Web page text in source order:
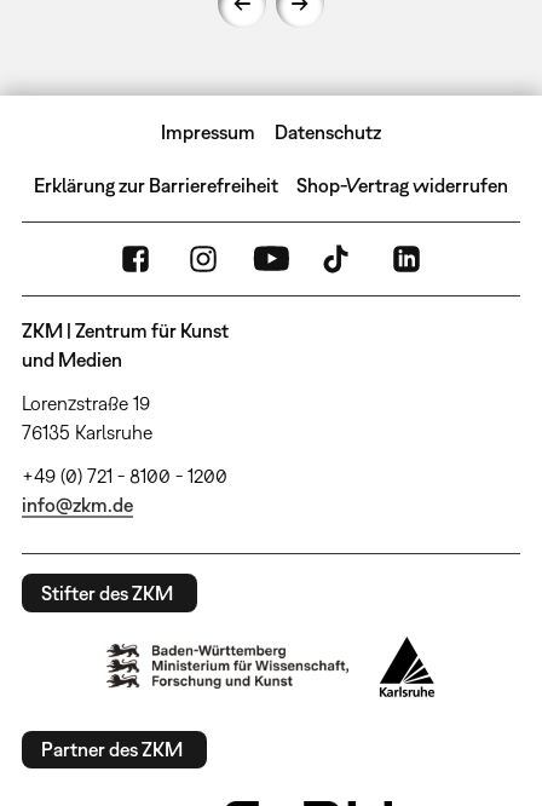
Impressum Datenschutz
Erklärung zur Barrierefreiheit Shop-Vertrag widerrufen
ZKM | Zentrum für Kunst
und Medien
Lorenzstraße 19
76135 Karlsruhe
+49 (0) 721 - 8100 - 1200
info@zkm.de
Stifter des ZKM
Partner des ZKM